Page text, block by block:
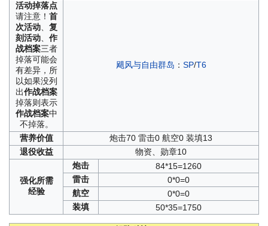
活动掉落点
请注意！ 首
次活动、 复
刻活动、 作
战档案三者
掉落可能会
有差异，所
以如果没列
出作战档案
掉落则表示
作战档案中
不掉落。
飓风与自由群岛 ： SP/T6
营养价值
炮击70 雷击0 航空0 装填13
退役收益 物资、勋章10
强化所需
经验
炮击
84*15=1260
雷击
0*0=0
航空
0*0=0
装填
50*35=1750